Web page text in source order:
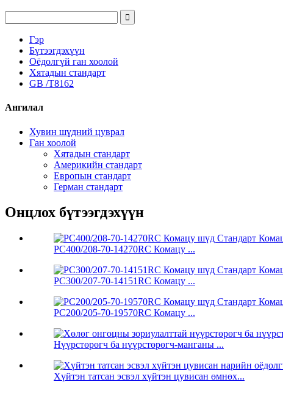
Гэр
Бүтээгдэхүүн
Оёдолгүй ган хоолой
Хятадын стандарт
GB /T8162
Ангилал
Хувин шүдний цуврал
Ган хоолой
Хятадын стандарт
Америкийн стандарт
Европын стандарт
Герман стандарт
Онцлох бүтээгдэхүүн
PC400/208-70-14270RC Комацу ...
PC300/207-70-14151RC Комацу ...
PC200/205-70-19570RC Комацу ...
Нүүрстөрөгч ба нүүрстөрөгч-манганы ...
Хүйтэн татсан эсвэл хүйтэн цувисан өмнөх...